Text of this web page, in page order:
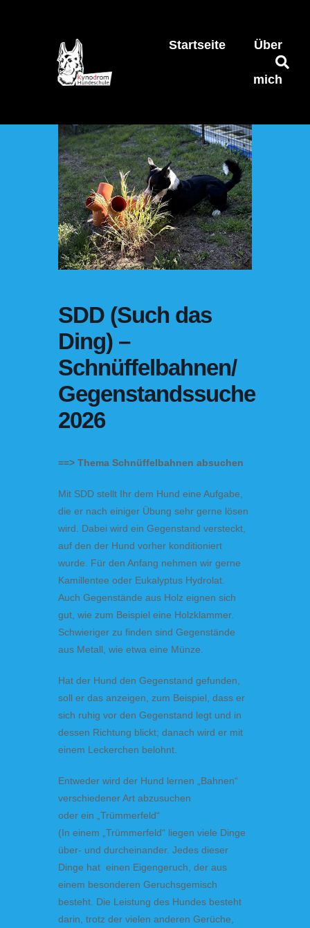
Startseite Über
mich
SDD (Such das
Ding) –
Schnüffelbahnen/
Gegenstandssuche
2026
==> Thema Schnüffelbahnen absuchen
Mit SDD stellt Ihr dem Hund eine Aufgabe,
die er nach einiger Übung sehr gerne lösen
wird. Dabei wird ein Gegenstand versteckt,
auf den der Hund vorher konditioniert
wurde. Für den Anfang nehmen wir gerne
Kamillentee oder Eukalyptus Hydrolat.
Auch Gegenstände aus Holz eignen sich
gut, wie zum Beispiel eine Holzklammer.
Schwieriger zu finden sind Gegenstände
aus Metall, wie etwa eine Münze.
Hat der Hund den Gegenstand gefunden,
soll er das anzeigen, zum Beispiel, dass er
sich ruhig vor den Gegenstand legt und in
dessen Richtung blickt; danach wird er mit
einem Leckerchen belohnt.
Entweder wird der Hund lernen „Bahnen“
verschiedener Art abzusuchen
oder ein „Trümmerfeld“
(In einem „Trümmerfeld“ liegen viele Dinge
über- und durcheinander. Jedes dieser
Dinge hat einen Eigengeruch, der aus
einem besonderen Geruchsgemisch
besteht. Die Leistung des Hundes besteht
darin, trotz der vielen anderen Gerüche,